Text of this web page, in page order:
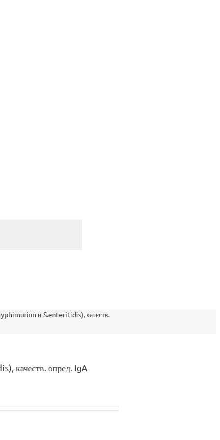
и S.enteritidis), качеств.
качеств. опред. IgA